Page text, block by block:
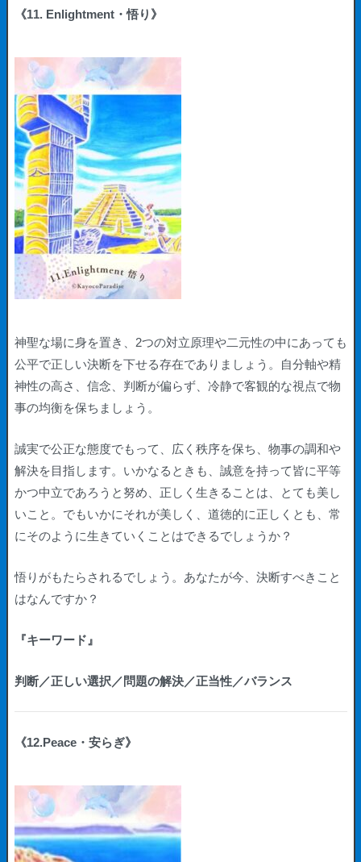
《11. Enlightment・悟り》
神聖な場に身を置き、2つの対立原理や二元性の中にあっても
公平で正しい決断を下せる存在でありましょう。自分軸や精
神性の高さ、信念、判断が偏らず、冷静で客観的な視点で物
事の均衡を保ちましょう。
誠実で公正な態度でもって、広く秩序を保ち、物事の調和や
解決を目指します。いかなるときも、誠意を持って皆に平等
かつ中立であろうと努め、正しく生きることは、とても美し
いこと。でもいかにそれが美しく、道徳的に正しくとも、常
にそのように生きていくことはできるでしょうか？
悟りがもたらされるでしょう。あなたが今、決断すべきこと
はなんですか？
『キーワード』
判断／正しい選択／問題の解決／正当性／バランス
《12.Peace・安らぎ》